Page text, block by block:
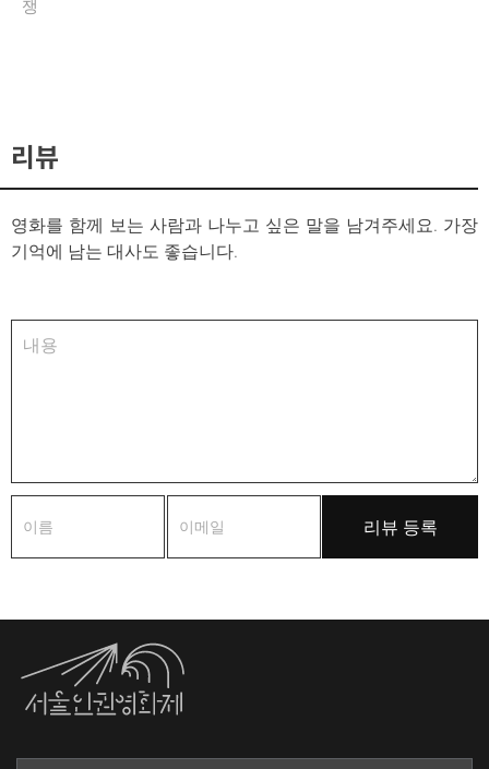
쟁
리뷰
영화를 함께 보는 사람과 나누고 싶은 말을 남겨주세요. 가장
기억에 남는 대사도 좋습니다.